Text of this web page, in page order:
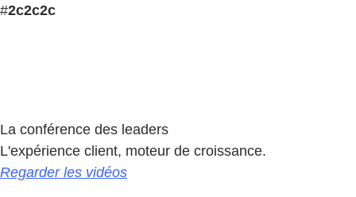
#2c2c2c
La conférence des leaders
L'expérience client, moteur de croissance.
Regarder les vidéos